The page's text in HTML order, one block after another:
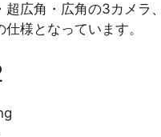
超広角・広角の3カメラ
様となっています。